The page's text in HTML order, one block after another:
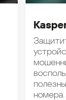
номера.